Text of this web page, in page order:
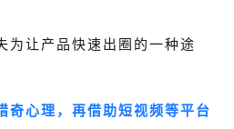
为让产品快速出圈的一种途
奇心理，再借助短视频等平台